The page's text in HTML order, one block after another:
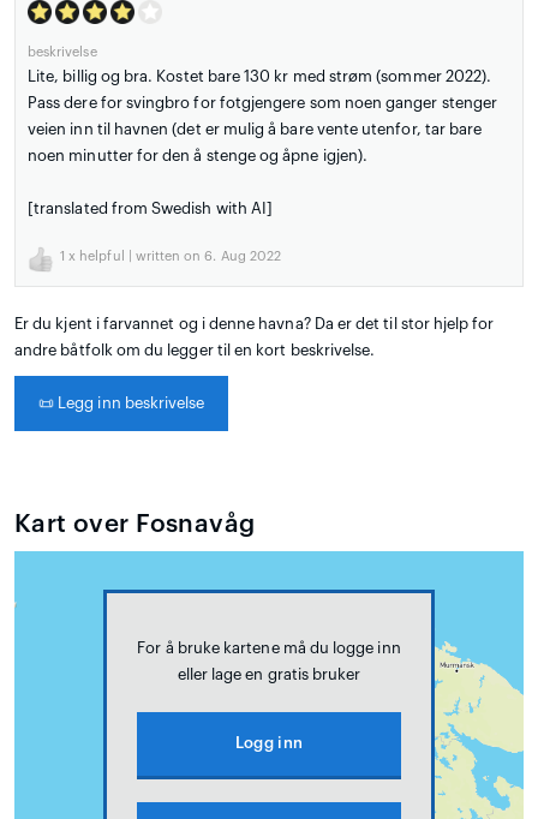
beskrivelse
Lite, billig og bra. Kostet bare 130 kr med strøm (sommer 2022).
Pass dere for svingbro for fotgjengere som noen ganger stenger
veien inn til havnen (det er mulig å bare vente utenfor, tar bare
noen minutter for den å stenge og åpne igjen).
[translated from Swedish with AI]
1 x helpful | written on 6. Aug 2022
Er du kjent i farvannet og i denne havna? Da er det til stor hjelp for
andre båtfolk om du legger til en kort beskrivelse.
📜 Legg inn beskrivelse
Kart over Fosnavåg
For å bruke kartene må du logge inn
eller lage en gratis bruker
Logg inn